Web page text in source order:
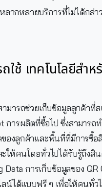
กหลายบริการที่ไม่ได้กล่า
ใช้ เทคโนโลยีส
ารถช่วยเก็บข้อมูลลูกค้าที่
ารผลิตที่ซื้อไป ซึ่งสามาร
องลูกค้าและพื้นที่ที่มีการซื้
ให้คนโดยทั่วไปได้รับรู้ถึงสิ
การเก็บข้อมูลของ
น์ได้แบบฟรี ๆ เพื่อให้คนทั่ว